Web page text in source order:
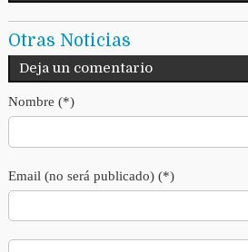
Otras Noticias
Deja un comentario
Nombre (*)
Email (no será publicado) (*)